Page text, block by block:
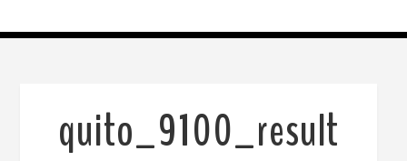
quito_9100_result